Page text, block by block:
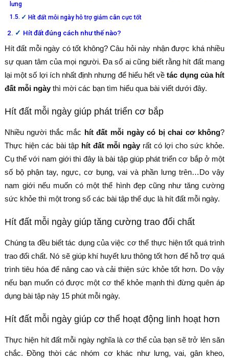
lưng
Hít đất mỗi ngày hỗ trợ giảm cân cực tốt
Hít đất đúng cách như thế nào?
Hít đất mỗi ngày có tốt không? Câu hỏi này nhận được khá nhiều
sự quan tâm của mọi người. Đa số ai cũng biết rằng hít đất mang
lại một số lợi ích nhất định nhưng để hiểu hết vềtác dụng của hít
đất mỗi ngàythì mời các bạn tìm hiểu qua bài viết dưới đây.
Hít đất mỗi ngày giúp phát triển cơ bắp
Nhiều người thắc mắc hít đất mỗi ngày có bị chai cơ không?
Thực hiện các bài tập hít đất mỗi ngày rất có lợi cho sức khỏe.
Cụ thể với nam giới thì đây là bài tập giúp phát triển cơ bắp ở một
số bộ phận tay, ngực, cơ bụng, vai và phần lưng trên…Do vậy
nam giới nếu muốn có một thể hình đẹp cũng như tăng cường
sức khỏe thì một trong số các bài tập thể dục là hít đất mỗi ngày.
Hít đất mỗi ngày giúp tăng cường trao đổi chất
Chúng ta đều biết tác dụng của việc cơ thể thực hiện tốt quá trình
trao đổi chất. Nó sẽ giúp khí huyết lưu thông tốt hơn để hỗ trợ quá
trình tiêu hóa để nâng cao và cải thiện sức khỏe tốt hơn. Do vậy
nếu bạn muốn có được một cơ thể khỏe mạnh thì đừng quên áp
dụng bài tập này 15 phút mỗi ngày.
Hít đất mỗi ngày giúp cơ thể hoạt động linh hoạt hơn
Thực hiện hít đất mỗi ngày nghĩa là cơ thể của bạn sẽ trở lên săn
chắc. Đồng thời các nhóm cơ khác như lưng, vai, gân kheo,